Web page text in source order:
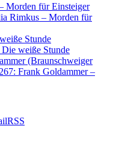
Morden für Einsteiger
Rimkus – Morden für
Stunde
weiße Stunde
(Braunschweiger
Frank Goldammer –
RSS